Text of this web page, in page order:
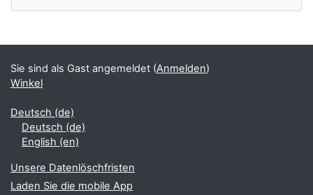
Ergänzungsblöcke
Sie sind als Gast angemeldet (Anmelden)
Winkel
Deutsch ‎(de)‎
Deutsch ‎(de)‎
English ‎(en)‎
Unsere Datenlöschfristen
Laden Sie die mobile App